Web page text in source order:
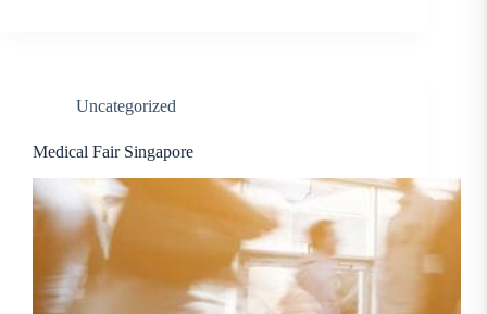
Uncategorized
Medical Fair Singapore